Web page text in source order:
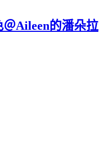
Aileen的潘朵拉